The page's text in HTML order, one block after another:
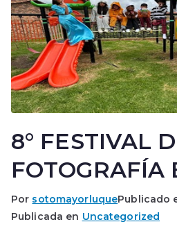
8° FESTIVAL
FOTOGRAFÍA
Por sotomayorluquePublicado
Publicada en Uncategorized